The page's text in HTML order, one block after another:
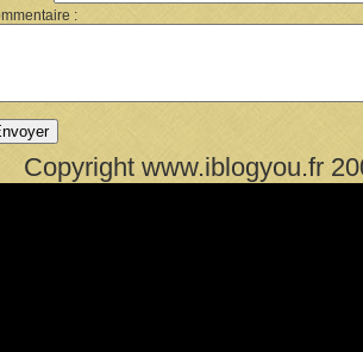
:
Copyright www.iblogyou.fr